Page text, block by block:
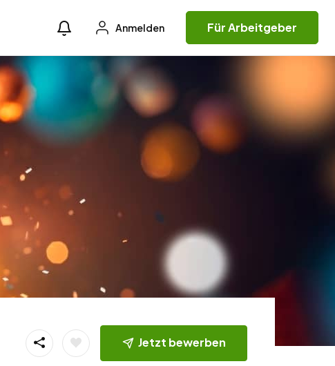
Anmelden Für Arbeitgeber
Jetzt bewerben